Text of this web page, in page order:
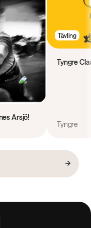
Årsjö!
Tävling
Tyngre
Tyngre